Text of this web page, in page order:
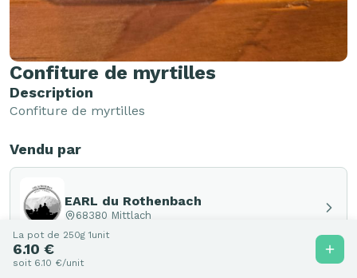
Confiture de myrtilles
Description
Confiture de myrtilles
Vendu par
EARL du Rothenbach
68380 Mittlach
La pot de 250g 1unit
6.10 €
soit 6.10 €/unit